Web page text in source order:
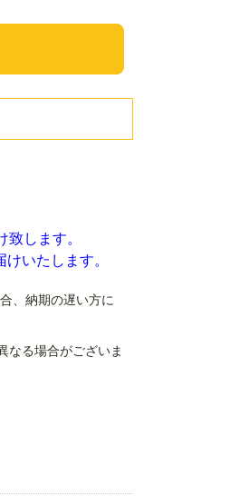
します。
いたします。
、納期の遅い方に
なる場合がございま